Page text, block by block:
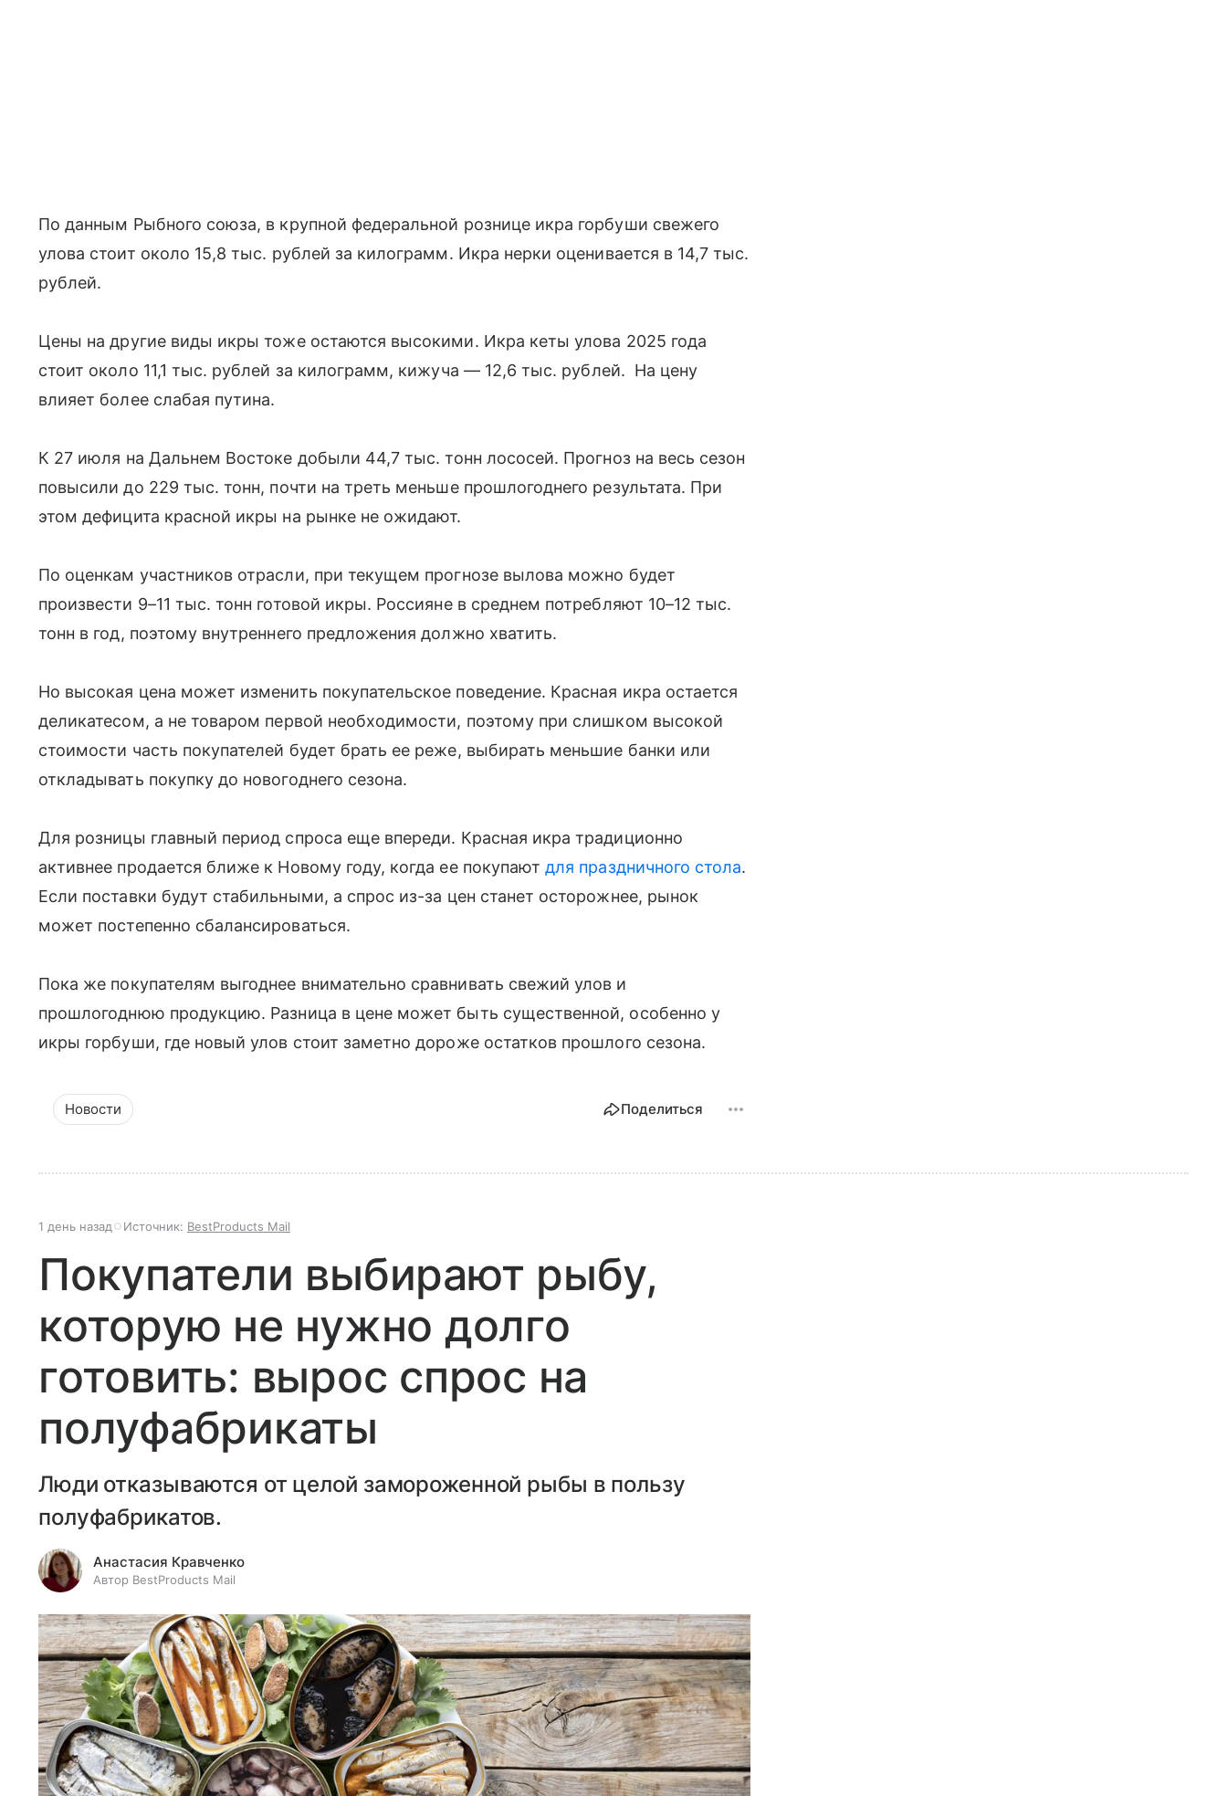
По данным Рыбного союза, в крупной федеральной рознице икра горбуши свежего
улова стоит около 15,8 тыс. рублей за килограмм. Икра нерки оценивается в 14,7 тыс.
рублей.
Цены на другие виды икры тоже остаются высокими. Икра кеты улова 2025 года
стоит около 11,1 тыс. рублей за килограмм, кижуча — 12,6 тыс. рублей. На цену
влияет более слабая путина.
К 27 июля на Дальнем Востоке добыли 44,7 тыс. тонн лососей. Прогноз на весь сезон
повысили до 229 тыс. тонн, почти на треть меньше прошлогоднего результата. При
этом дефицита красной икры на рынке не ожидают.
По оценкам участников отрасли, при текущем прогнозе вылова можно будет
произвести 9–11 тыс. тонн готовой икры. Россияне в среднем потребляют 10–12 тыс.
тонн в год, поэтому внутреннего предложения должно хватить.
Но высокая цена может изменить покупательское поведение. Красная икра остается
деликатесом, а не товаром первой необходимости, поэтому при слишком высокой
стоимости часть покупателей будет брать ее реже, выбирать меньшие банки или
откладывать покупку до новогоднего сезона.
Для розницы главный период спроса еще впереди. Красная икра традиционно
активнее продается ближе к Новому году, когда ее покупаютдля праздничного стола.
Если поставки будут стабильными, а спрос из-за цен станет осторожнее, рынок
может постепенно сбалансироваться.
Пока же покупателям выгоднее внимательно сравнивать свежий улов и
прошлогоднюю продукцию. Разница в цене может быть существенной, особенно у
икры горбуши, где новый улов стоит заметно дороже остатков прошлого сезона.
Новости Поделиться
1 день назад Источник: BestProducts Mail
Покупатели выбирают рыбу,
которую не нужно долго
готовить: вырос спрос на
полуфабрикаты
Люди отказываются от целой замороженной рыбы в пользу
полуфабрикатов.
Анастасия Кравченко
Автор BestProducts Mail